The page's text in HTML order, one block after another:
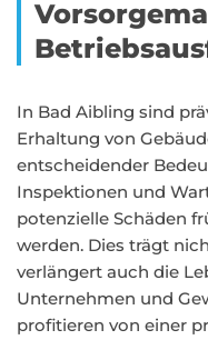
In Bad Aibling sind
Erhaltung von
entscheidender
Inspektionen und
potenzielle Schäden
werden. Dies trägt
verlängert auch die
Unternehmen und
profitieren von einer